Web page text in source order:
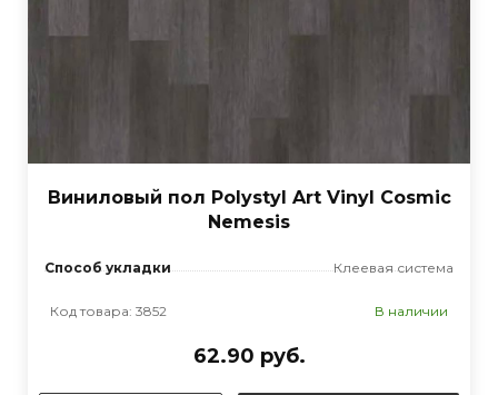
Виниловый пол Polystyl Art Vinyl Cosmic
Nemesis
Способ укладки Клеевая система
Код товара: 3852 В наличии
62.90 руб.